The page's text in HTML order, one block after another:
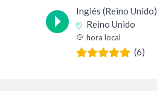
Inglés (Reino Unido)
Reino Unido
hora local
(6)